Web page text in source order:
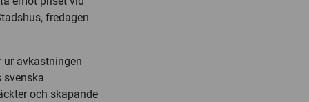
fredagen
ur avkastningen
svenska
och skapande